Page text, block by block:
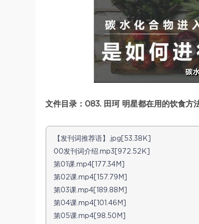
文件目录：083. 田珂 明星都在用的饮食方
【发刊词推荐语】.jpg[53.38K]
00发刊词介绍.mp3[972.52K]
第01课.mp4[177.34M]
第02课.mp4[157.79M]
第03课.mp4[189.88M]
第04课.mp4[101.46M]
第05课.mp4[98.50M]